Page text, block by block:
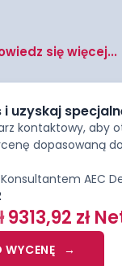
się więcej...
i uzyskaj
kontaktowy, aby
dopasowaną
AEC
9313,92 zł